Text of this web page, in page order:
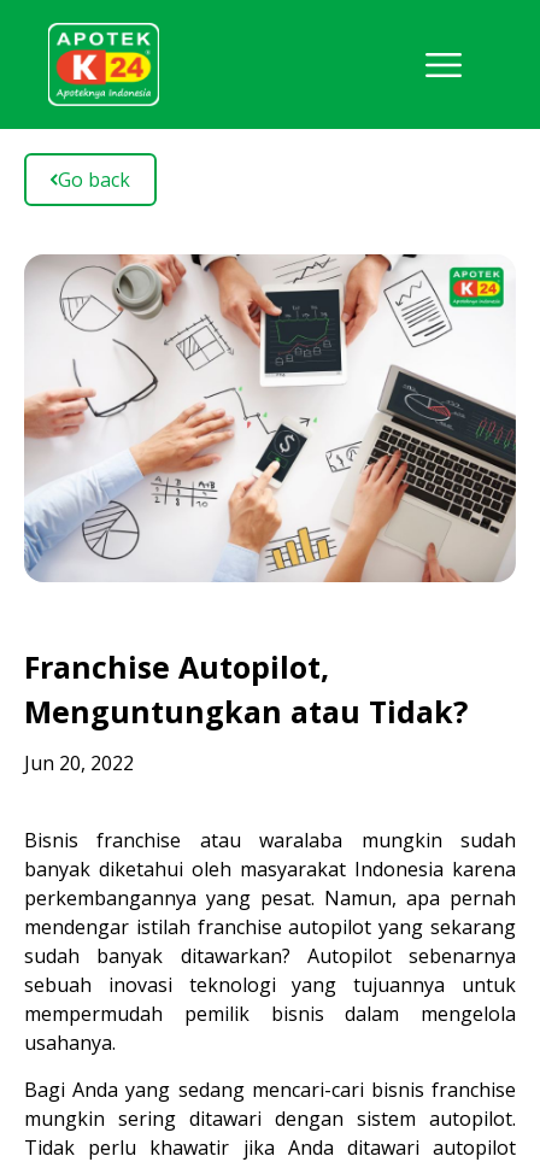
Go back
Franchise Autopilot,
Menguntungkan atau Tidak?
Jun 20, 2022
Bisnis franchise atau waralaba mungkin sudah
banyak diketahui oleh masyarakat Indonesia karena
perkembangannya yang pesat. Namun, apa pernah
mendengar istilah franchise autopilot yang sekarang
sudah banyak ditawarkan? Autopilot sebenarnya
sebuah inovasi teknologi yang tujuannya untuk
mempermudah pemilik bisnis dalam mengelola
usahanya.
Bagi Anda yang sedang mencari-cari bisnis franchise
mungkin sering ditawari dengan sistem autopilot.
Tidak perlu khawatir jika Anda ditawari autopilot